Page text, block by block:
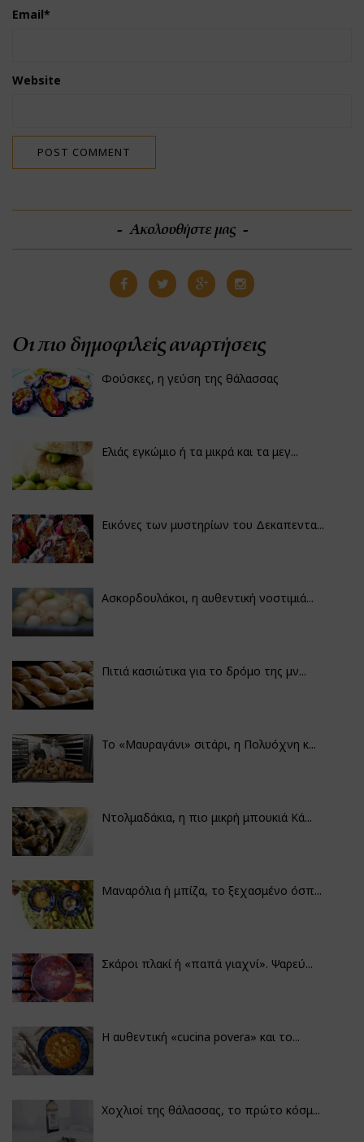
Email*
Website
Ακολουθήστε μας
Οι πιο δημοφιλείς αναρτήσεις
Φούσκες, η γεύση της θάλασσας
Ελιάς εγκώμιο ή τα μικρά και τα μεγ...
Εικόνες των μυστηρίων του Δεκαπεντα...
Ασκορδουλάκοι, η αυθεντική νοστιμιά...
Πιτιά κασιώτικα για το δρόμο της μν...
Το «Μαυραγάνι» σιτάρι, η Πολυόχνη κ...
Ντολμαδάκια, η πιο μικρή μπουκιά Κά...
Μαναρόλια ή μπίζα, το ξεχασμένο όσπ...
Σκάροι πλακί ή «παπά γιαχνί». Ψαρεύ...
Η αυθεντική «cucina povera» και το...
Χοχλιοί της θάλασσας, το πρώτο κόσμ...